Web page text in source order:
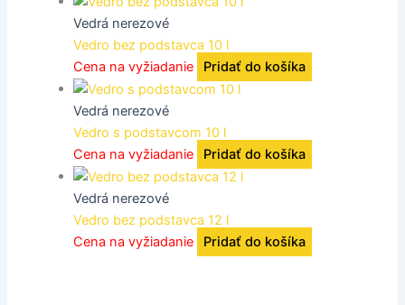
Vedrá nerezové
Vedro bez podstavca 10 l
Cena na vyžiadanie
Pridať do košíka
Vedrá nerezové
Vedro s podstavcom 10 l
Cena na vyžiadanie
Pridať do košíka
Vedrá nerezové
Vedro bez podstavca 12 l
Cena na vyžiadanie
Pridať do košíka